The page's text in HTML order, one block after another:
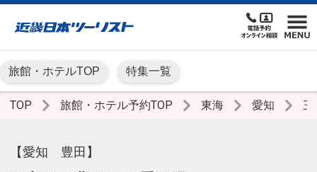
旅館・ホテルTOP 特集一覧
TOP 旅館・ホテル予約TOP 東海 愛知 三
【愛知 豊田】